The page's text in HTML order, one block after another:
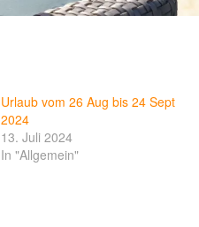
Urlaub vom 26 Aug bis 24 Sept
2024
13. Juli 2024
In "Allgemein"